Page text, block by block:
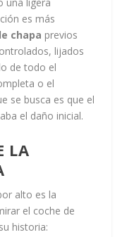
una ligera
es más
chapa previos
lijados
de todo el
o el
se busca es que el
el daño inicial.
LA
alto es la
el coche de
historia: